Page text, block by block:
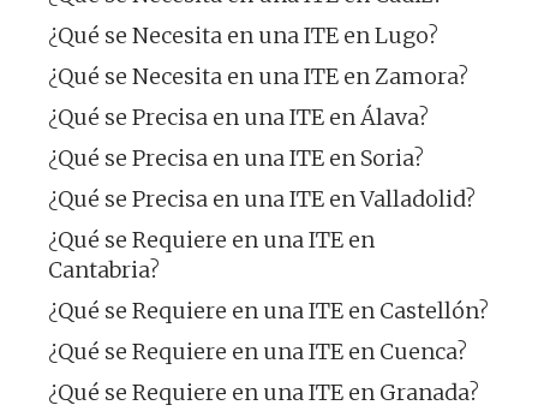
¿Qué se Necesita en una ITE en Lugo?
¿Qué se Necesita en una ITE en Zamora?
¿Qué se Precisa en una ITE en Álava?
¿Qué se Precisa en una ITE en Soria?
¿Qué se Precisa en una ITE en Valladolid?
¿Qué se Requiere en una ITE en
Cantabria?
¿Qué se Requiere en una ITE en Castellón?
¿Qué se Requiere en una ITE en Cuenca?
¿Qué se Requiere en una ITE en Granada?